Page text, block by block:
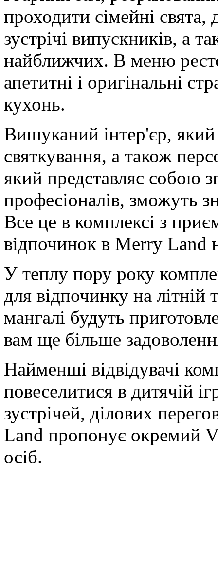
проходити сімейні
зустрічі випускників, а
найближчих. В меню
апетитні і оригінальні
кухонь.
Вишуканий інтер'єр, який
святкування, а також
який представляє собою
професіоналів, зможуть
Все це в комплексі з
відпочинок в Merry Land
У теплу пору року
для відпочинку на літній
мангалі будуть
вам ще більше
Найменші відвідувачі
повеселитися в дитячій
зустрічей, ділових
Land пропонує окремий
осіб.